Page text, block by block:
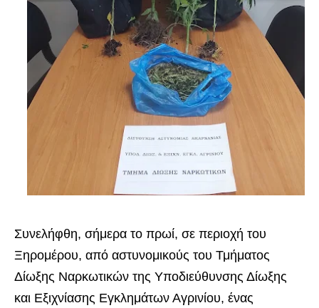
Συνελήφθη, σήμερα το πρωί, σε περιοχή του
Ξηρομέρου, από αστυνομικούς του Τμήματος
Δίωξης Ναρκωτικών της Υποδιεύθυνσης Δίωξης
και Εξιχνίασης Εγκλημάτων Αγρινίου, ένας